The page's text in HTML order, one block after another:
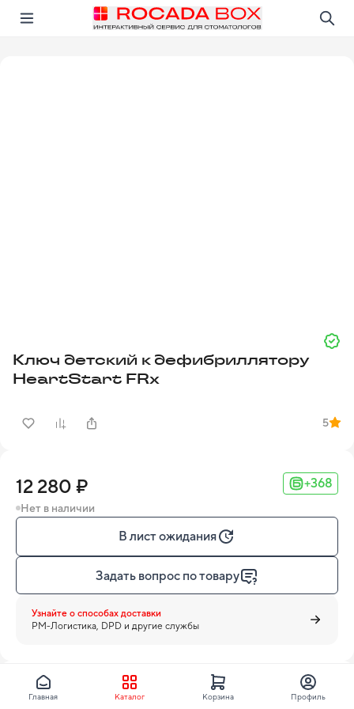
Открыть в приложении!
Ключ детский к дефибриллятору
HeartStart FRx
5
12 280 ₽ +368
Нет в наличии
В лист ожидания
Задать вопрос по товару
Узнайте о способах доставки
PM-Логистика, DPD и другие службы
Главная Каталог Корзина Профиль